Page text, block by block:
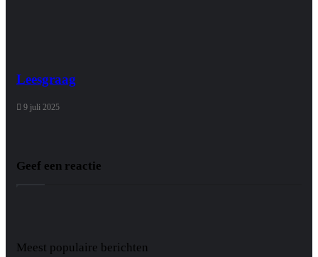
Leesgraag
9 juli 2025
Geef een reactie
Meest populaire berichten